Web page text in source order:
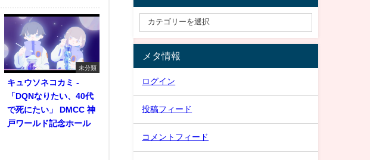
未分類
キュウソネコカミ -
「DQNなりたい、40代
で死にたい」 DMCC 神
戸ワールド記念ホール
メタ情報
ログイン
投稿フィード
コメントフィード